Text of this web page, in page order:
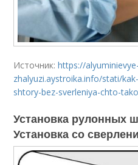
Источник:https://alyuminievye-
zhalyuzi.aystroika.info/stati/
shtory-bez-sverleniya-chto-
Установка рулонных
Установка со